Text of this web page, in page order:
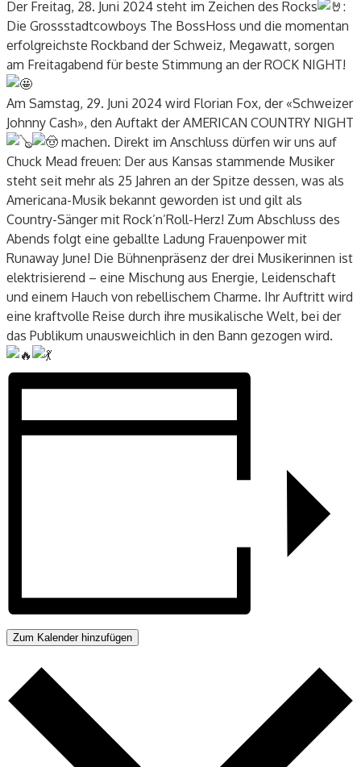
Der Freitag, 28. Juni 2024 steht im Zeichen des Rocks
:
Die Grossstadtcowboys The BossHoss und die momentan
erfolgreichste Rockband der Schweiz, Megawatt, sorgen
am Freitagabend für beste Stimmung an der ROCK NIGHT!
Am Samstag, 29. Juni 2024 wird Florian Fox, der «Schweizer
Johnny Cash», den Auftakt der AMERICAN COUNTRY NIGHT
machen. Direkt im Anschluss dürfen wir uns auf
Chuck Mead freuen: Der aus Kansas stammende Musiker
steht seit mehr als 25 Jahren an der Spitze dessen, was als
Americana-Musik bekannt geworden ist und gilt als
Country-Sänger mit Rock’n’Roll-Herz! Zum Abschluss des
Abends folgt eine geballte Ladung Frauenpower mit
Runaway June! Die Bühnenpräsenz der drei Musikerinnen ist
elektrisierend – eine Mischung aus Energie, Leidenschaft
und einem Hauch von rebellischem Charme. Ihr Auftritt wird
eine kraftvolle Reise durch ihre musikalische Welt, bei der
das Publikum unausweichlich in den Bann gezogen wird.
Zum Kalender hinzufügen